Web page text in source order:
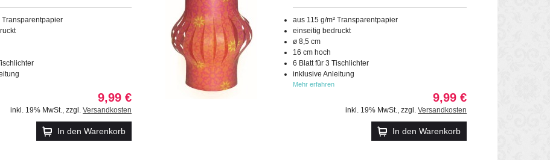
Transparentpapier
9,99 €
inkl. 19% MwSt., zzgl. Versandkosten
In den Warenkorb
aus 115 g/m² Transparentpapier
einseitig bedruckt
ø 8,5 cm
16 cm hoch
6 Blatt für 3 Tischlichter
inklusive Anleitung
Mehr erfahren
9,99 €
inkl. 19% MwSt., zzgl. Versandkosten
In den Warenkorb